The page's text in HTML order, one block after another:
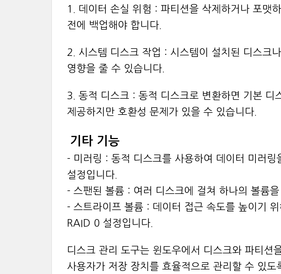
1. 데이터 손실 위험 : 파티션을 삭제하거나 포맷
전에 백업해야 합니다.
2. 시스템 디스크 작업 : 시스템이 설치된 디스크
영향을 줄 수 있습니다.
3. 동적 디스크 : 동적 디스크로 변환하면 기본 디
제공하지만 호환성 문제가 있을 수 있습니다.
기타 기능
- 미러링 : 동적 디스크를 사용하여 데이터 미러
설정입니다.
- 스팬된 볼륨 : 여러 디스크에 걸쳐 하나의 볼륨
- 스트라이프 볼륨 : 데이터 접근 속도를 높이기
RAID 0 설정입니다.
디스크 관리 도구는 윈도우에서 디스크와 파티션
사용자가 저장 장치를 효율적으로 관리할 수 있도